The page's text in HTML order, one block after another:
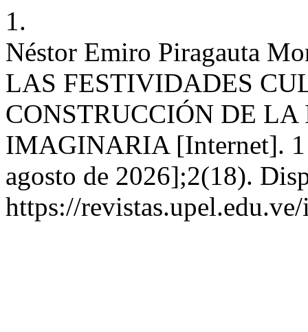
1.
Néstor Emiro Piragauta
LAS FESTIVIDADES
CONSTRUCCIÓN DE
IMAGINARIA [Internet]. 1
agosto de 2026];2(18).
https://